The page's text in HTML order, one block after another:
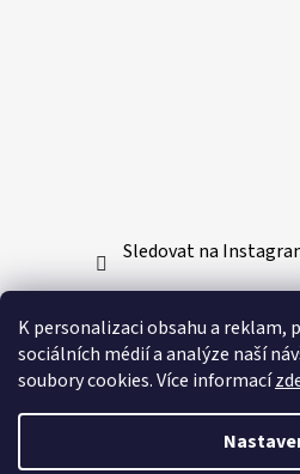
K personalizaci obsahu a reklam,
sociálních médií a analýze naší
soubory cookies. Více informací
Sledovat na
Přijímáme online platby